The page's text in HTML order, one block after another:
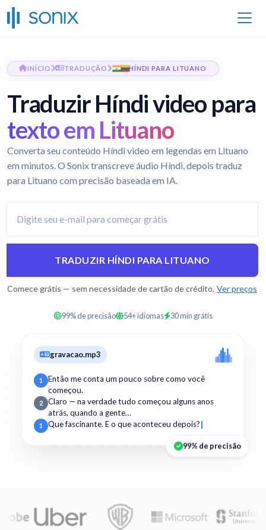
INÍCIO TRADUÇÃO HÍNDI PARA LITUANO
Traduzir Híndi video para
texto em Lituano
Converta seu conteúdo Híndi video em legendas em Lituano
em minutos. O Sonix transcreve áudio Híndi, depois traduz
para Lituano com precisão baseada em IA.
TRADUZIR HÍNDI PARA LITUANO
Comece grátis — sem necessidade de cartão de crédito. Ver preços
99% de precisão 54+ idiomas 30 min grátis
gravacao.mp3
1
Então me conta um pouco sobre como você
começou.
2
Claro — na verdade tudo começou alguns anos
atrás, quando a gente…
1 Que fascinante. E o que aconteceu depois?
99% de precisão